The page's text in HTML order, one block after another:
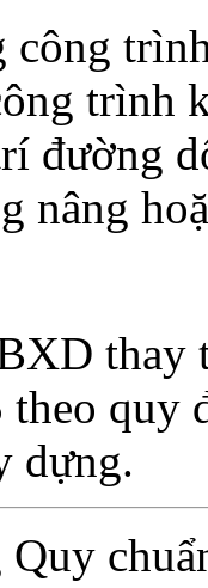
trình
đường
nâng
thay
theo quy
dựng.